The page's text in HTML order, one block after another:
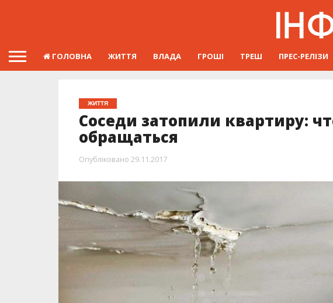
ГОЛОВНА ЖИТТЯ ВЛАДА ГРОШІ ТРЕШ ПРЕС-РЕЛІЗИ
ЖИТТЯ
Соседи затопили квартиру:
обращаться
Опубліковано 29.11.2017